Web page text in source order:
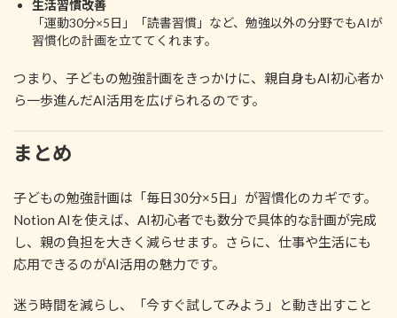
生活習慣改善
「運動30分×5日」「読書習慣」など、勉強以外の分野でもAIが
習慣化の計画を立ててくれます。
つまり、子どもの勉強計画をきっかけに、親自身もAI初心者か
ら一歩進んだAI活用を広げられるのです。
まとめ
子どもの勉強計画は「毎日30分×5日」が習慣化のカギです。
Notion AIを使えば、AI初心者でも数分で具体的な計画が完成
し、親の負担を大きく減らせます。さらに、仕事や生活にも
応用できるのがAI活用の魅力です。
迷う時間を減らし、「今すぐ試してみよう」と動き出すこと